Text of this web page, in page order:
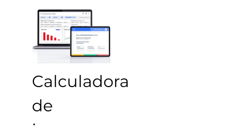
Calculadora
de